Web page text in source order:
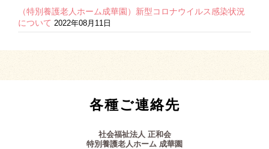
（特別養護老人ホーム成華園）新型コロナウイルス感染状況
について 2022年08月11日
各種ご連絡先
社会福祉法人 正和会
特別養護老人ホーム 成華園